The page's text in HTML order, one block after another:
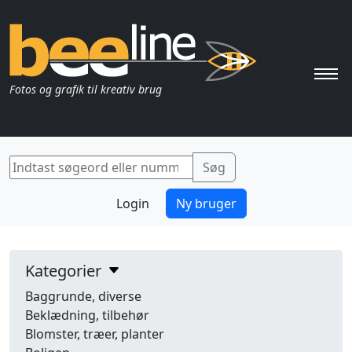
Fotos og grafik til kreativ brug
Login Ny bruger
Kategorier
Baggrunde, diverse
Beklædning, tilbehør
Blomster, træer, planter